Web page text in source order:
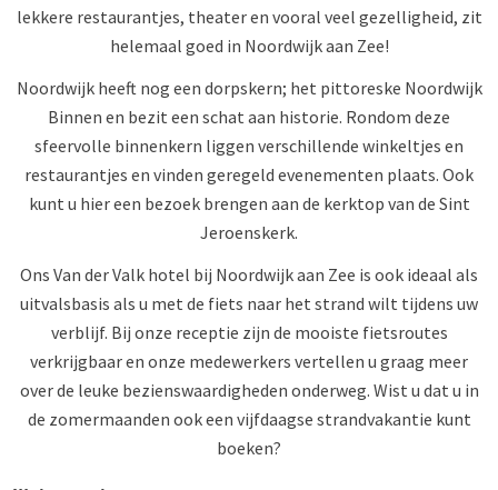
lekkere restaurantjes, theater en vooral veel gezelligheid, zit
helemaal goed in Noordwijk aan Zee!
Noordwijk heeft nog een dorpskern; het pittoreske Noordwijk
Binnen en bezit een schat aan historie. Rondom deze
sfeervolle binnenkern liggen verschillende winkeltjes en
restaurantjes en vinden geregeld evenementen plaats. Ook
kunt u hier een bezoek brengen aan de kerktop van de Sint
Jeroenskerk.
Ons Van der Valk hotel bij Noordwijk aan Zee is ook ideaal als
uitvalsbasis als u met de fiets naar het strand wilt tijdens uw
verblijf. Bij onze receptie zijn de mooiste fietsroutes
verkrijgbaar en onze medewerkers vertellen u graag meer
over de leuke bezienswaardigheden onderweg. Wist u dat u in
de zomermaanden ook een vijfdaagse strandvakantie kunt
boeken?